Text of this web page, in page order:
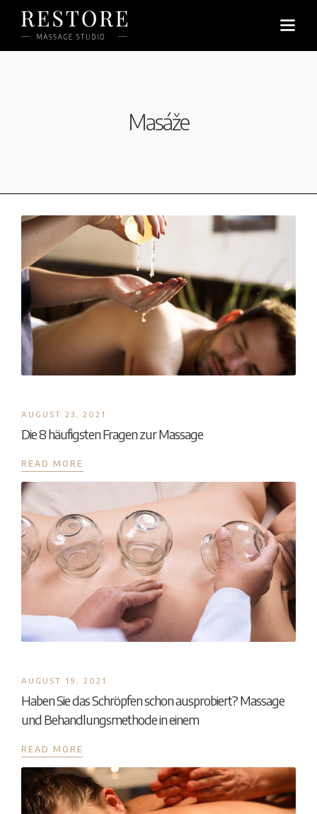
Masáže
AUGUST 23, 2021
Die 8 häufigsten Fragen zur Massage
READ MORE
AUGUST 19, 2021
Haben Sie das Schröpfen schon ausprobiert? Massage
und Behandlungsmethode in einem
READ MORE